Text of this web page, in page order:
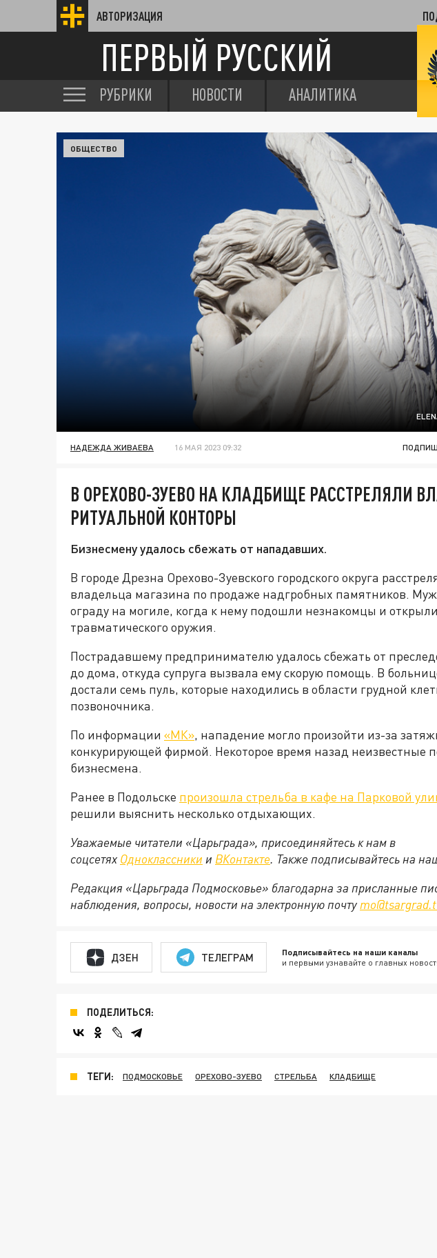
АВТОРИЗАЦИЯ
ПЕРВЫЙ РУССКИЙ
РУБРИКИ НОВОСТИ АНАЛИТИКА
ОБЩЕСТВО
НАДЕЖДА ЖИВАЕВА 16 МАЯ 2023 09:32
В ОРЕХОВО-ЗУЕВО НА КЛАДБИЩЕ РАССТРЕЛЯЛИ
РИТУАЛЬНОЙ КОНТОРЫ
Бизнесмену удалось сбежать от нападавших.
В городе Дрезна Орехово-Зуевского городского округа
владельца магазина по продаже надгробных памятников.
ограду на могиле, когда к нему подошли незнакомцы и
травматического оружия.
Пострадавшему предпринимателю удалось сбежать от
до дома, откуда супруга вызвала ему скорую помощь. В
достали семь пуль, которые находились в области грудной
позвоночника.
По информации «МК», нападение могло произойти из-за
конкурирующей фирмой. Некоторое время назад неизвестные
бизнесмена.
Ранее в Подольске произошла стрельба в кафе на Парковой
решили выяснить несколько отдыхающих.
Уважаемые читатели «Царьграда», присоединяйтесь к нам в
соцсетях Одноклассники и ВКонтакте. Также подписывайтесь на
Редакция «Царьграда Подмосковье» благодарна за присланные
наблюдения, вопросы, новости на электронную почту
ДЗЕН ТЕЛЕГРАМ Подписывайтесь на наши каналы
и первыми узнавайте о главных
ПОДЕЛИТЬСЯ:
ТЕГИ: ПОДМОСКОВЬЕ ОРЕХОВО-ЗУЕВО СТРЕЛЬБА КЛАДБИЩЕ